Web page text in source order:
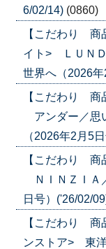
6/02/14) (0860)
【こだわり 商
イト> ＬＵＮＤ
世界へ（2026
【こだわり
アンダー／思
（2026年2月5
【こだわり 商
ＮＩＮＺＩＡ
日号）('26/02/
【こだわり 商
ンストア> 東洋